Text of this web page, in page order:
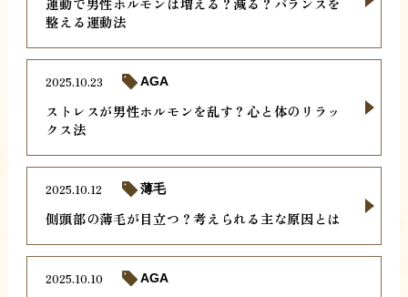
整える運動法
ストレスが男性ホルモンを乱す？心と体のリラッ
クス法
2025.10.23 AGA
側頭部の薄毛が目立つ？考えられる主な原因とは
2025.10.12 薄毛
2025.10.10 AGA